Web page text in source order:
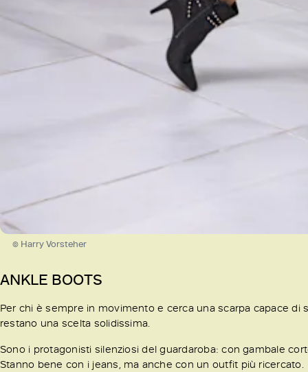
© Harry Vorsteher
ANKLE BOOTS
Per chi è sempre in movimento e cerca una scarpa capace
restano una scelta solidissima.
Sono i protagonisti silenziosi del guardaroba: con gambale
Stanno bene con i jeans, ma anche con un outfit più ricercato.